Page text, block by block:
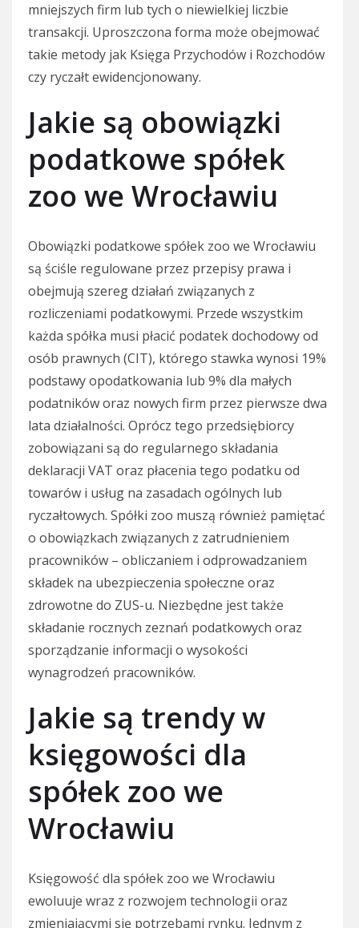
mniejszych firm lub tych o niewielkiej liczbie
transakcji. Uproszczona forma może obejmować
takie metody jak Księga Przychodów i Rozchodów
czy ryczałt ewidencjonowany.
Jakie są obowiązki
podatkowe spółek
zoo we Wrocławiu
Obowiązki podatkowe spółek zoo we Wrocławiu
są ściśle regulowane przez przepisy prawa i
obejmują szereg działań związanych z
rozliczeniami podatkowymi. Przede wszystkim
każda spółka musi płacić podatek dochodowy od
osób prawnych (CIT), którego stawka wynosi 19%
podstawy opodatkowania lub 9% dla małych
podatników oraz nowych firm przez pierwsze dwa
lata działalności. Oprócz tego przedsiębiorcy
zobowiązani są do regularnego składania
deklaracji VAT oraz płacenia tego podatku od
towarów i usług na zasadach ogólnych lub
ryczałtowych. Spółki zoo muszą również pamiętać
o obowiązkach związanych z zatrudnieniem
pracowników – obliczaniem i odprowadzaniem
składek na ubezpieczenia społeczne oraz
zdrowotne do ZUS-u. Niezbędne jest także
składanie rocznych zeznań podatkowych oraz
sporządzanie informacji o wysokości
wynagrodzeń pracowników.
Jakie są trendy w
księgowości dla
spółek zoo we
Wrocławiu
Księgowość dla spółek zoo we Wrocławiu
ewoluuje wraz z rozwojem technologii oraz
zmieniającymi się potrzebami rynku. Jednym z